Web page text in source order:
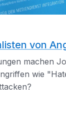
von
machen
wie